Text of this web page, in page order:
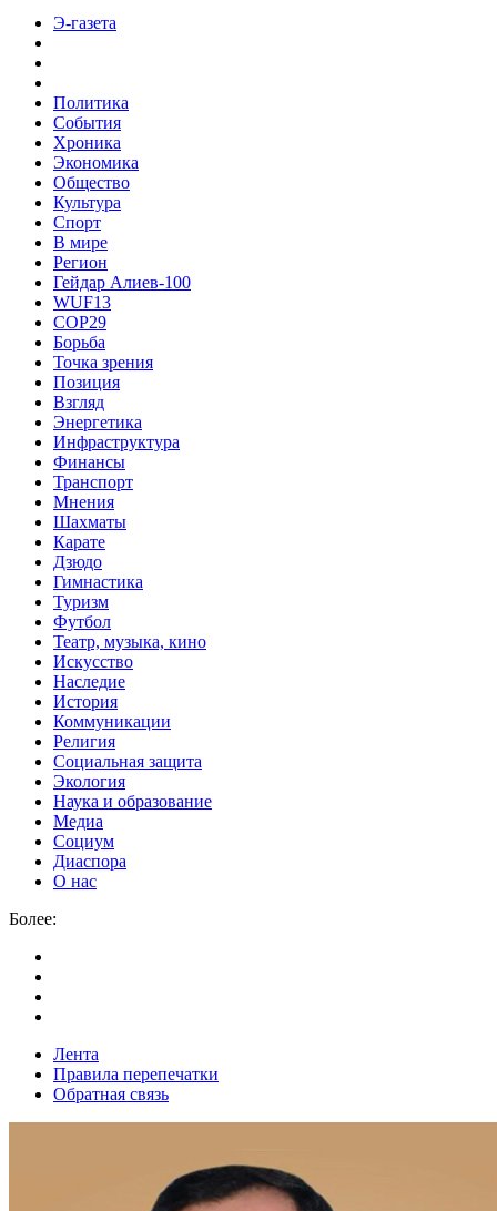
Э-газета
Политика
События
Хроника
Экономика
Общество
Культура
Спорт
В мире
Регион
Гейдар Алиев-100
WUF13
COP29
Борьба
Точка зрения
Позиция
Взгляд
Энергетика
Инфраструктура
Финансы
Транспорт
Мнения
Шахматы
Карате
Дзюдо
Гимнастика
Туризм
Футбол
Театр, музыка, кино
Искусство
Наследие
История
Коммуникации
Религия
Социальная защита
Экология
Наука и образование
Медиа
Социум
Диаспора
О нас
Более:
Лента
Правила перепечатки
Обратная связь